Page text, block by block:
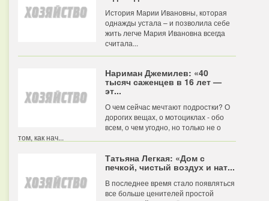
История Марии Ивановны, которая
однажды устала – и позволила себе
жить легче Мария Ивановна всегда
считала...
Нариман Джемилев: «40
тысяч саженцев в 16 лет —
эт...
О чем сейчас мечтают подростки? О
дорогих вещах, о мотоциклах - обо
всем, о чем угодно, но только не о
том, как нач...
Татьяна Легкая: «Дом с
печкой, чистый воздух и нат...
В последнее время стало появляться
все больше ценителей простой